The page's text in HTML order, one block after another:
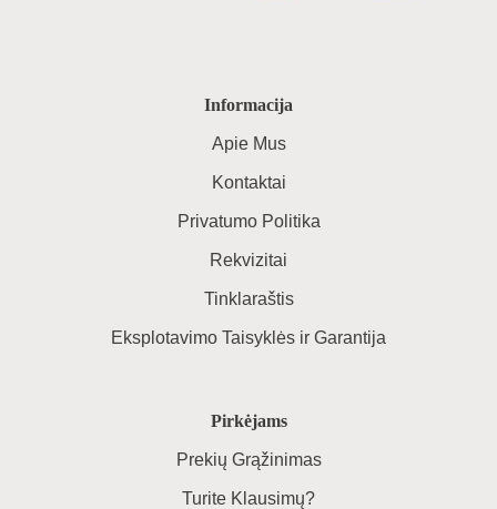
Informacija
Apie Mus
Kontaktai
Privatumo Politika
Rekvizitai
Tinklaraštis
Eksplotavimo Taisyklės ir Garantija
Pirkėjams
Prekių Grąžinimas
Turite Klausimų?